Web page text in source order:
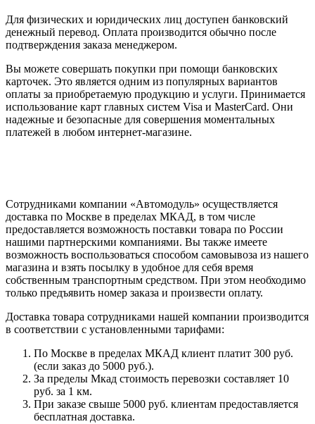
Для физических и юридических лиц доступен банковский
денежный перевод. Оплата производится обычно после
подтверждения заказа менеджером.
Вы можете совершать покупки при помощи банковских
карточек. Это является одним из популярных вариантов
оплаты за приобретаемую продукцию и услуги. Принимается
использование карт главных систем Visa и MasterCard. Они
надежные и безопасные для совершения моментальных
платежей в любом интернет-магазине.
Сотрудниками компании «Автомодуль» осуществляется
доставка по Москве в пределах МКАД, в том числе
предоставляется возможность поставки товара по России
нашими партнерскими компаниями. Вы также имеете
возможность воспользоваться способом самовывоза из нашего
магазина и взять посылку в удобное для себя время
собственным транспортным средством. При этом необходимо
только предъявить номер заказа и произвести оплату.
Доставка товара сотрудниками нашей компании производится
в соответствии с установленными тарифами:
По Москве в пределах МКАД клиент платит 300 руб.
(если заказ до 5000 руб.).
За пределы Мкад стоимость перевозки составляет 10
руб. за 1 км.
При заказе свыше 5000 руб. клиентам предоставляется
бесплатная доставка.